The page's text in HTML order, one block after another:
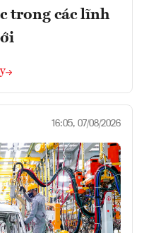
trong các lĩnh
16:05, 07/08/2026